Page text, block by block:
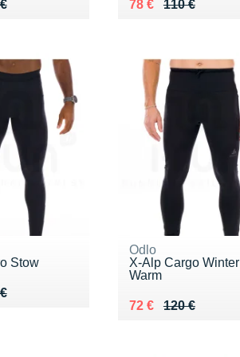
€ 110 €
Au lieu de 110 €
78 €
Vendu 78 €
Stow
€
Odlo
X-Alp Cargo Winter
Warm
120 €
Au lieu de 120 €
72 €
Vendu 72 €